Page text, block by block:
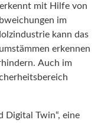
mit Hilfe von
im
kann das
erkennen
Auch im
Digital Twin“, eine